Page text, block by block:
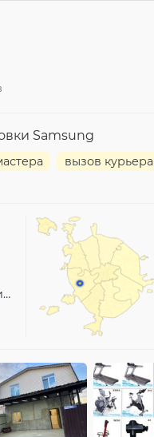
Samsung
вызов курьера